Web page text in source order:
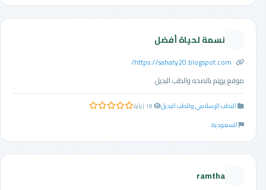
نسمة لحياة أفضل
https://sahaty20.blogspot.com/
موقع يهتم بالصحه والطب البديل
البطب الإسلامي والطب البديل 0.0 من 5 نجوم
السعودية
ramtha